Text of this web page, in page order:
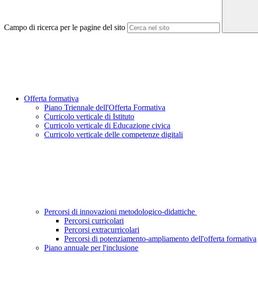
Campo di ricerca per le pagine del sito
Offerta formativa
Piano Triennale dell'Offerta Formativa
Curricolo verticale di Istituto
Curricolo verticale di Educazione civica
Curricolo verticale delle competenze digitali
Percorsi di innovazioni metodologico-didattiche
Percorsi curricolari
Percorsi extracurricolari
Percorsi di potenziamento-ampliamento dell'offerta formativa
Piano annuale per l'inclusione